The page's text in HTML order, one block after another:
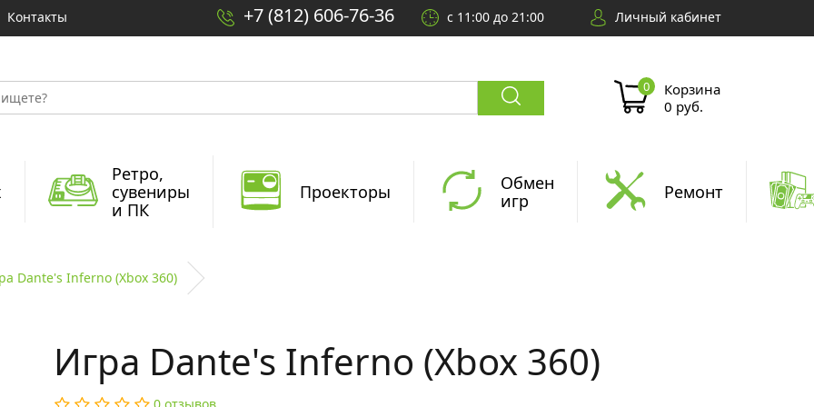
Контакты +7 (812) 606-76-36 с 11:00 до 21:00 Личный кабинет
Корзина
0 руб.
Ретро,
сувениры
и ПК
Проекторы
Обмен
игр
Ремонт
Dante's Inferno (Xbox 360)
Игра Dante's Inferno (Xbox 360)